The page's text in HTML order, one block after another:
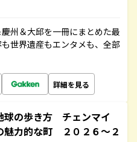
州＆大邱を一冊にまとめた最
世界遺産もエンタメも、全部
詳細を見る
の歩き方 チェンマイ
魅力的な町 ２０２６～２